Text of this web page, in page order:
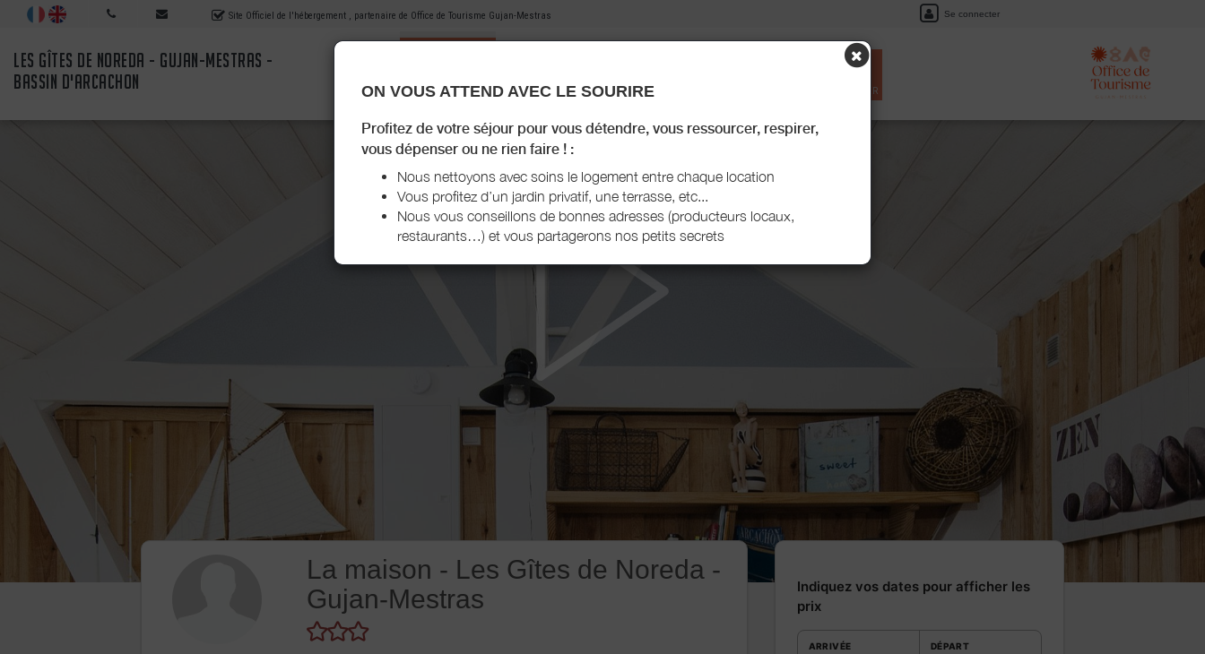
Site Officiel de l'hébergement , partenaire de Office de Tourisme Gujan-Mestras Se connecter
LES GÎTES DE NOREDA - GUJAN-MESTRAS -
BASSIN D'ARCACHON
MON HÉBERGEMENT MES RECOMMANDATIONS AGENDA TOURISTIQUE RÉSERVER
ON VOUS ATTEND AVEC LE SOURIRE
Profitez de votre séjour pour vous détendre, vous ressourcer, respirer,
vous dépenser ou ne rien faire ! :
Nous nettoyons avec soins le logement entre chaque location
Vous profitez d’un jardin privatif, une terrasse, etc...
Nous vous conseillons de bonnes adresses (producteurs locaux,
restaurants…) et vous partagerons nos petits secrets
La maison - Les Gîtes de Noreda -
Gujan-Mestras
Indiquez vos dates pour afficher les
prix
ARRIVÉE DÉPART